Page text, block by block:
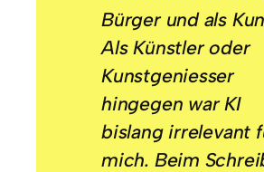
Bürger und als
Als Künstler oder
Kunstgeniesser
hingegen war KI
bislang irrelevant
mich. Beim